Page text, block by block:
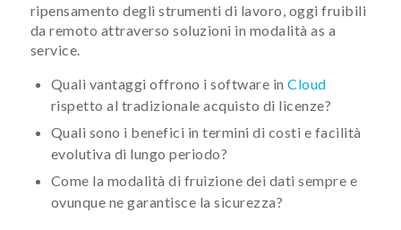
ripensamento degli strumenti di lavoro, oggi fruibili
da remoto attraverso soluzioni in modalità as a
service.
Quali vantaggi offrono i software inCloud
rispetto al tradizionale acquisto di licenze?
Quali sono i benefici in termini di costi e facilità
evolutiva di lungo periodo?
Come la modalità di fruizione dei dati sempre e
ovunque ne garantisce la sicurezza?